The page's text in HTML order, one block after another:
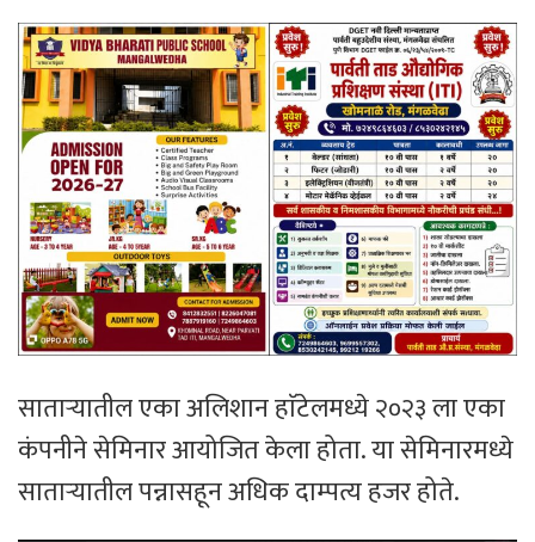
साताऱ्यातील एका अलिशान हाॅटेलमध्ये २०२३ ला एका
कंपनीने सेमिनार आयोजित केला होता. या सेमिनारमध्ये
साताऱ्यातील पन्नासहून अधिक दाम्पत्य हजर होते.